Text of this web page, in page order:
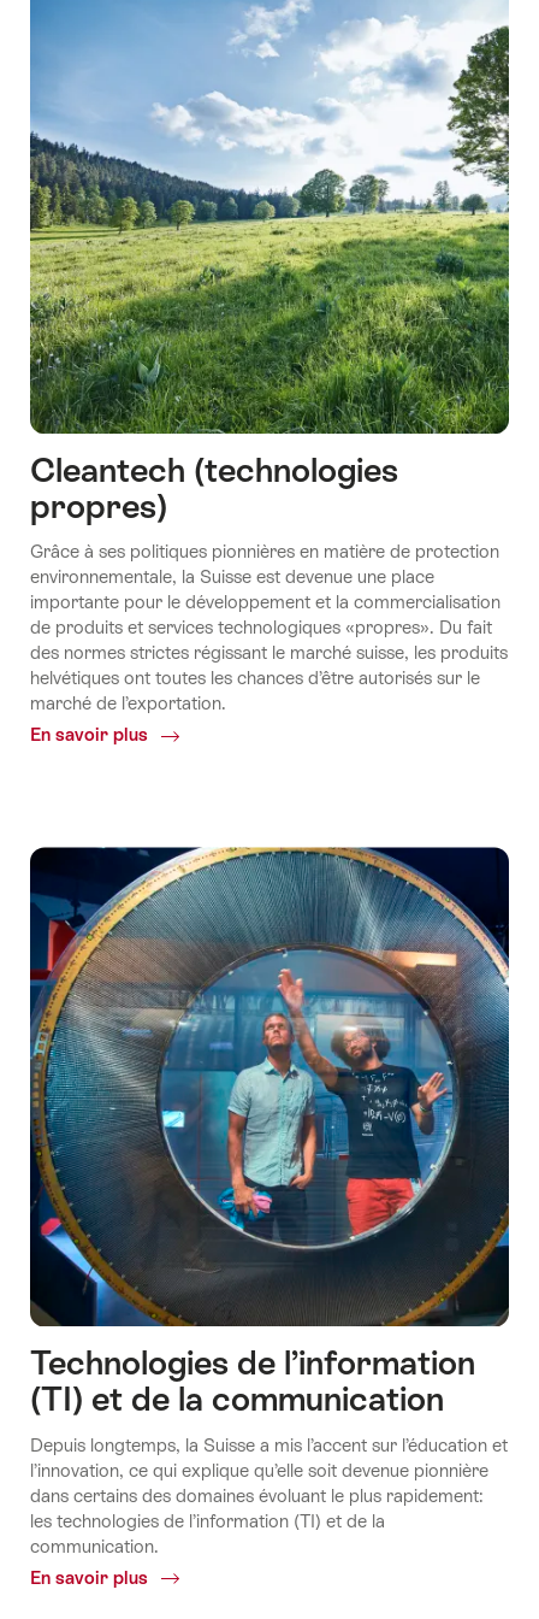
Cleantech (technologies
propres)
Grâce à ses politiques pionnières en matière de protection
environnementale, la Suisse est devenue une place
importante pour le développement et la commercialisation
de produits et services technologiques «propres». Du fait
des normes strictes régissant le marché suisse, les produits
helvétiques ont toutes les chances d’être autorisés sur le
marché de l’exportation.
En savoir plus
Common.Of
Technologies de l’information
(TI) et de la communication
Depuis longtemps, la Suisse a mis l’accent sur l’éducation et
l’innovation, ce qui explique qu’elle soit devenue pionnière
dans certains des domaines évoluant le plus rapidement:
les technologies de l’information (TI) et de la
communication.
En savoir plus
Common.Of